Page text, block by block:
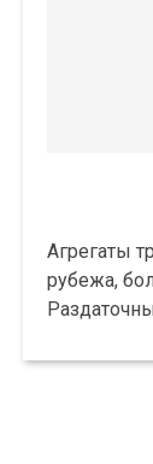
Агрегаты
рубежа,